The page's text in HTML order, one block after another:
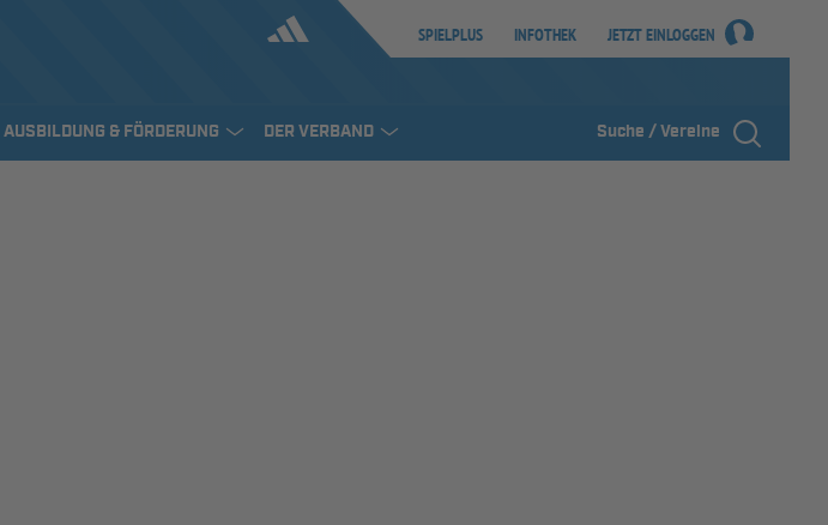
SPIELPLUS INFOTHEK JETZT EINLOGGEN
AUSBILDUNG & FÖRDERUNG DER VERBAND Suche / Vereine